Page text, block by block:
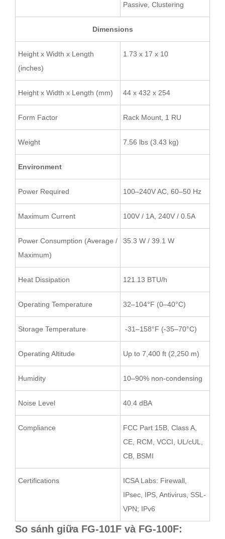
Passive, Clustering
Dimensions
Height x Width x Length
(inches)
1.73 x 17 x 10
Height x Width x Length (mm) 44 x 432 x 254
Form Factor Rack Mount, 1 RU
Weight 7.56 lbs (3.43 kg)
Environment
Power Required 100–240V AC, 60–50 Hz
Maximum Current 100V / 1A, 240V / 0.5A
Power Consumption (Average /
Maximum)
35.3 W / 39.1 W
Heat Dissipation 121.13 BTU/h
Operating Temperature 32–104°F (0–40°C)
Storage Temperature -31–158°F (-35–70°C)
Operating Altitude Up to 7,400 ft (2,250 m)
Humidity 10–90% non-condensing
Noise Level 40.4 dBA
Compliance
FCC Part 15B, Class A,
CE, RCM, VCCI, UL/cUL,
CB, BSMI
Certifications
ICSA Labs: Firewall,
IPsec, IPS, Antivirus, SSL-
VPN; IPv6
So sánh giữa FG-101F và FG-100F: